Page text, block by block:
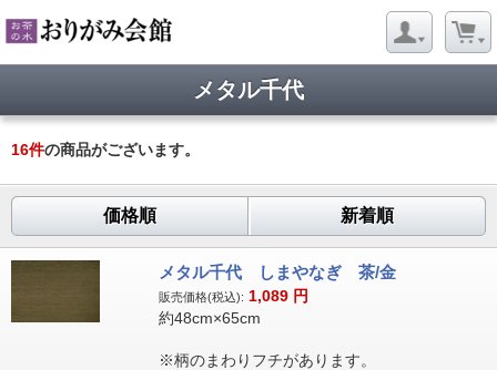
メタル千代
16件の商品がございます。
価格順 新着順
メタル千代 しまやなぎ 茶/金
販売価格(税込): 1,089 円
約48cm×65cm
※柄のまわりフチがあります。